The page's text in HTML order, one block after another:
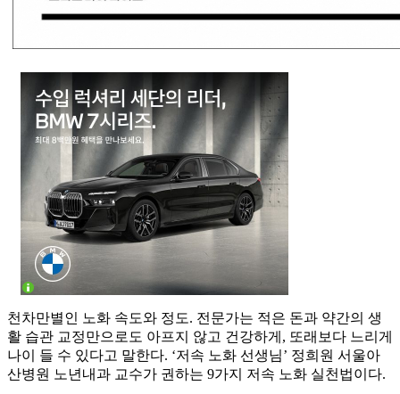
천차만별인 노화 속도와 정도. 전문가는 적은 돈과 약간의 생
활 습관 교정만으로도 아프지 않고 건강하게, 또래보다 느리게
나이 들 수 있다고 말한다. ‘저속 노화 선생님’ 정희원 서울아
산병원 노년내과 교수가 권하는 9가지 저속 노화 실천법이다.